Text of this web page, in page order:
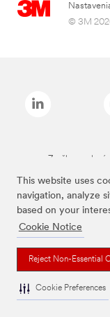
This website uses
navigation, analyze
based on your
Cookie Notice
Reject Non-Essential
Cookie Preferences
© 3M
Značky